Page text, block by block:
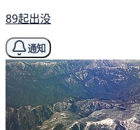
89起出没
通知